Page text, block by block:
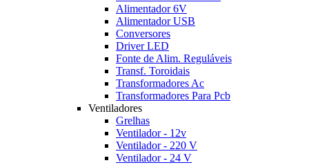
Alimentador 6V
Alimentador USB
Conversores
Driver LED
Fonte de Alim. Reguláveis
Transf. Toroidais
Transformadores Ac
Transformadores Para Pcb
Ventiladores
Grelhas
Ventilador - 12v
Ventilador - 220 V
Ventilador - 24 V